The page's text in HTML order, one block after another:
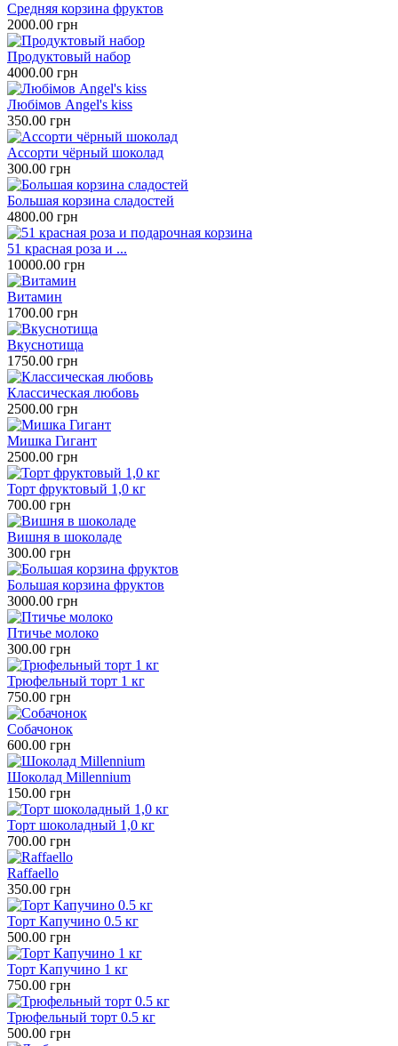
Средняя корзина фруктов
2000.00 грн
Продуктовый набор
4000.00 грн
Любімов Angel's kiss
350.00 грн
Ассорти чёрный шоколад
300.00 грн
Большая корзина сладостей
4800.00 грн
51 красная роза и ...
10000.00 грн
Витамин
1700.00 грн
Вкуснотища
1750.00 грн
Классическая любовь
2500.00 грн
Мишка Гигант
2500.00 грн
Торт фруктовый 1,0 кг
700.00 грн
Вишня в шоколаде
300.00 грн
Большая корзина фруктов
3000.00 грн
Птичье молоко
300.00 грн
Трюфельный торт 1 кг
750.00 грн
Собачонок
600.00 грн
Шоколад Millennium
150.00 грн
Торт шоколадный 1,0 кг
700.00 грн
Raffaello
350.00 грн
Торт Капучино 0.5 кг
500.00 грн
Торт Капучино 1 кг
750.00 грн
Трюфельный торт 0.5 кг
500.00 грн